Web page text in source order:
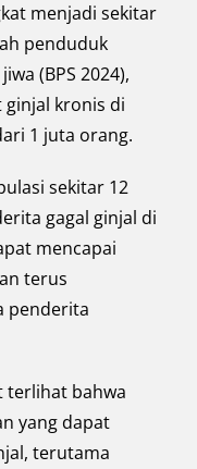
menjadi sekitar
penduduk
(BPS 2024),
ginjal kronis di
1 juta orang.
sekitar 12
gagal ginjal di
mencapai
terus
penderita
terlihat bahwa
yang dapat
terutama